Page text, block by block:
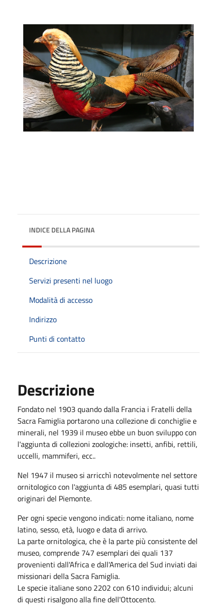
INDICE DELLA PAGINA
Descrizione
Servizi presenti nel luogo
Modalità di accesso
Indirizzo
Punti di contatto
Descrizione
Fondato nel 1903 quando dalla Francia i Fratelli della
Sacra Famiglia portarono una collezione di conchiglie e
minerali, nel 1939 il museo ebbe un buon sviluppo con
l'aggiunta di collezioni zoologiche: insetti, anfibi, rettili,
uccelli, mammiferi, ecc..
Nel 1947 il museo si arricchì notevolmente nel settore
ornitologico con l'aggiunta di 485 esemplari, quasi tutti
originari del Piemonte.
Per ogni specie vengono indicati: nome italiano, nome
latino, sesso, età, luogo e data di arrivo.
La parte ornitologica, che è la parte più consistente del
museo, comprende 747 esemplari dei quali 137
provenienti dall'Africa e dall'America del Sud inviati dai
missionari della Sacra Famiglia.
Le specie italiane sono 2202 con 610 individui; alcuni
di questi risalgono alla fine dell'Ottocento.